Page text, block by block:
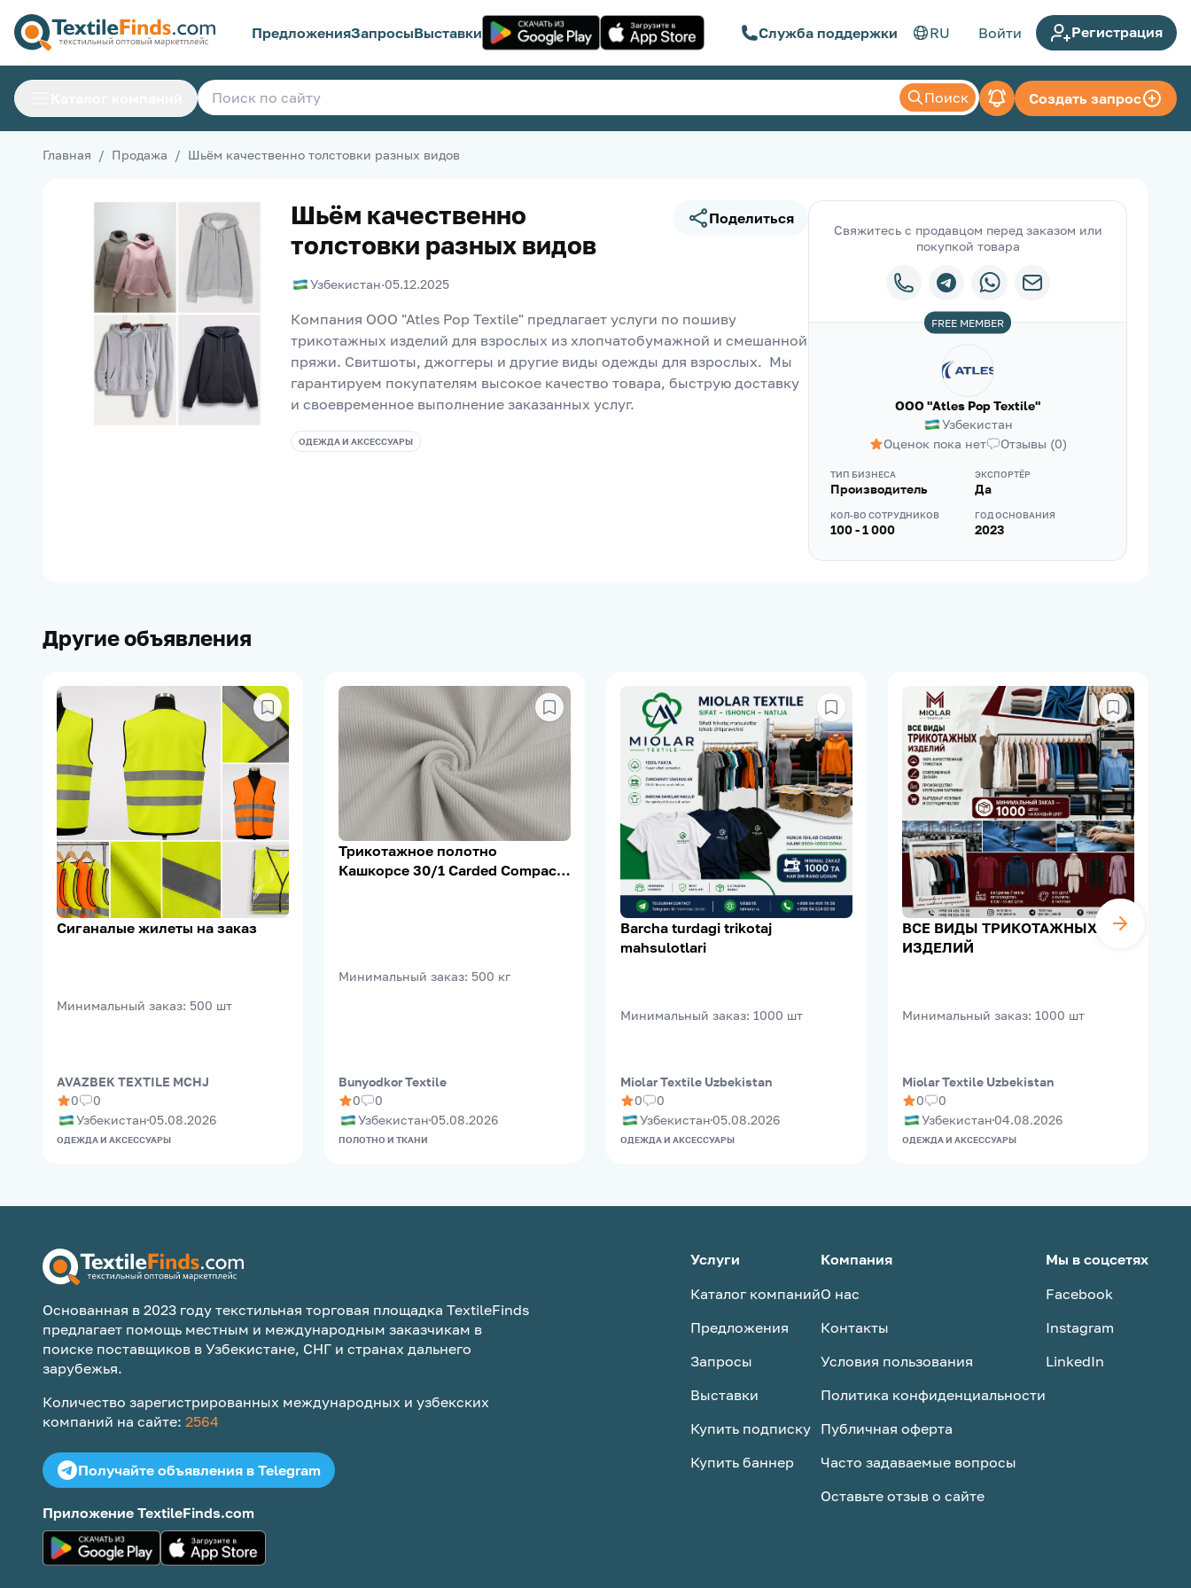
ПредложенияЗапросыВыставки Служба поддержки RU Войти Регистрация
Поиск Создать запрос
Главная / Продажа / Шьём качественно толстовки разных видов
Шьём качественно
толстовки разных видов
Поделиться
Узбекистан·05.12.2025
Компания OOO "Atles Pop Textile" предлагает услуги по пошиву
трикотажных изделий для взрослых из хлопчатобумажной и смешанной
пряжи. Свитшоты, джоггеры и другие виды одежды для взрослых.  Мы
гарантируем покупателям высокое качество товара, быструю доставку
и своевременное выполнение заказанных услуг.
ОДЕЖДА И АКСЕССУАРЫ
Свяжитесь с продавцом перед заказом или
покупкой товара
ООО "Atles Pop Textile"
Узбекистан
Оценок пока нет
Отзывы (0)
ТИП БИЗНЕСА
Производитель
ЭКСПОРТЁР
Да
КОЛ-ВО СОТРУДНИКОВ
100 - 1 000
ГОД ОСНОВАНИЯ
2023
FREE MEMBER
Другие объявления
Сиганалые жилеты на заказ
Минимальный заказ: 500 шт
AVAZBEK TEXTILE MCHJ
0
0
Узбекистан 05.08.2026
ОДЕЖДА И АКСЕССУАРЫ
Трикотажное полотно
Кашкорсе 30/1 Carded Compact,
Минимальный заказ: 500 кг
Bunyodkor Textile
0
0
Узбекистан 05.08.2026
ПОЛОТНО И ТКАНИ
Barcha turdagi trikotaj
mahsulotlari
Минимальный заказ: 1000 шт
Miolar Textile Uzbekistan
0
0
Узбекистан 05.08.2026
ОДЕЖДА И АКСЕССУАРЫ
ВСЕ ВИДЫ ТРИКОТАЖНЫХ
ИЗДЕЛИЙ
Минимальный заказ: 1000 шт
Miolar Textile Uzbekistan
0
0
Узбекистан 04.08.2026
ОДЕЖДА И АКСЕССУАРЫ
Основанная в 2023 году текстильная торговая площадка TextileFinds
предлагает помощь местным и международным заказчикам в
поиске поставщиков в Узбекистане, СНГ и странах дальнего
зарубежья.
Количество зарегистрированных международных и узбекских
компаний на сайте: 2564
Получайте объявления в Telegram
Приложение TextileFinds.com
Услуги
Каталог компаний
Предложения
Запросы
Выставки
Купить подписку
Купить баннер
Компания
О нас
Контакты
Условия пользования
Политика конфиденциальности
Публичная оферта
Часто задаваемые вопросы
Оставьте отзыв о сайте
Мы в соцсетях
Facebook
Instagram
LinkedIn